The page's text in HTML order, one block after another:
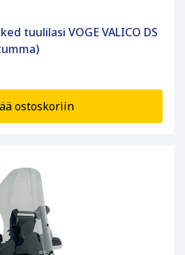
tuulilasi VOGE VALICO DS
ostoskoriin